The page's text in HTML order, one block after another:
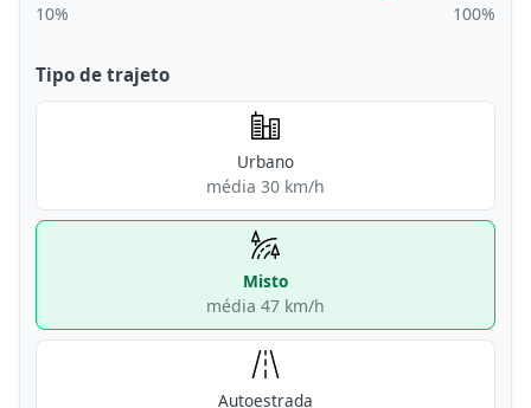
10% 100%
Tipo de trajeto
Urbano
média 30 km/h
Misto
média 47 km/h
Autoestrada